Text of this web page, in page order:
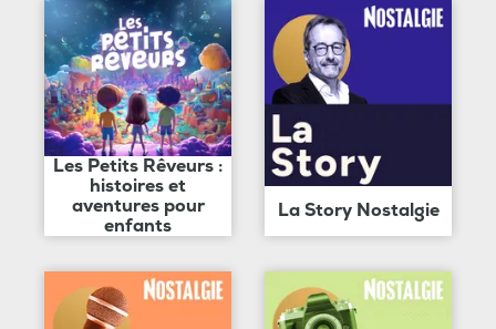
Les Petits Rêveurs :
histoires et
aventures pour
enfants
La Story Nostalgie